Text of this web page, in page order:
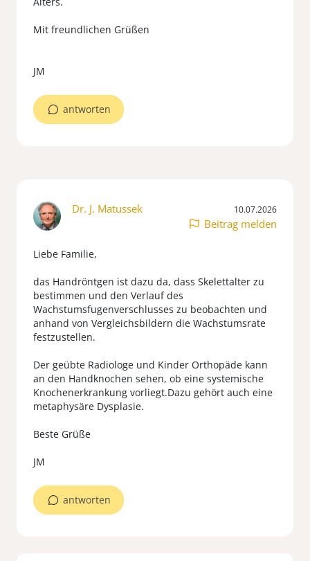
Mit freundlichen Grüßen
JM
antworten
Dr. J. Matussek 10.07.2026
Beitrag melden
Liebe Familie,
das Handröntgen ist dazu da, dass Skelettalter zu
bestimmen und den Verlauf des
Wachstumsfugenverschlusses zu beobachten und
anhand von Vergleichsbildern die Wachstumsrate
festzustellen.
Der geübte Radiologe und Kinder Orthopäde kann
an den Handknochen sehen, ob eine systemische
Knochenerkrankung vorliegt.Dazu gehört auch eine
metaphysäre Dysplasie.
Beste Grüße
JM
antworten